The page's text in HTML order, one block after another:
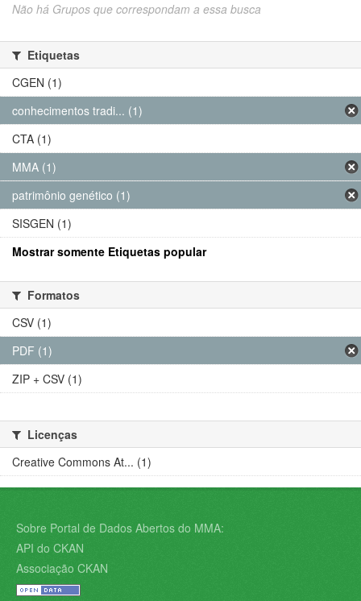
Não há Grupos que correspondam a essa busca
Etiquetas
CGEN (1)
conhecimentos tradi... (1)
CTA (1)
MMA (1)
patrimônio genético (1)
SISGEN (1)
Mostrar somente Etiquetas popular
Formatos
CSV (1)
PDF (1)
ZIP + CSV (1)
Licenças
Creative Commons At... (1)
Sobre Portal de Dados Abertos do MMA:
API do CKAN
Associação CKAN